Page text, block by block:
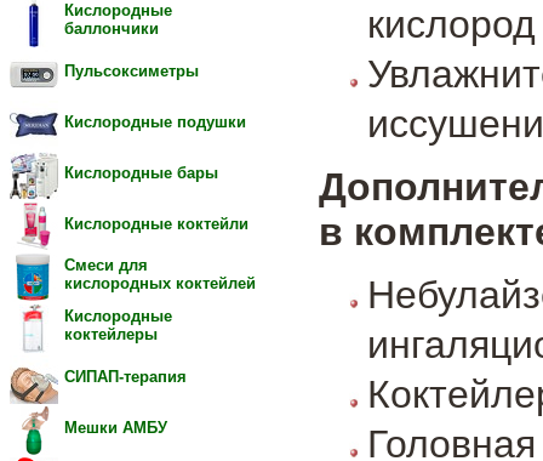
Кислородные
баллончики
Пульсоксиметры
Кислородные подушки
Кислородные бары
Кислородные коктейли
Смеси для
кислородных коктейлей
Кислородные
коктейлеры
СИПАП-терапия
Мешки АМБУ
в